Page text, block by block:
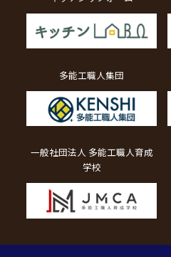
多能工職人集団
一般社団法人 多能工職人育成
学校